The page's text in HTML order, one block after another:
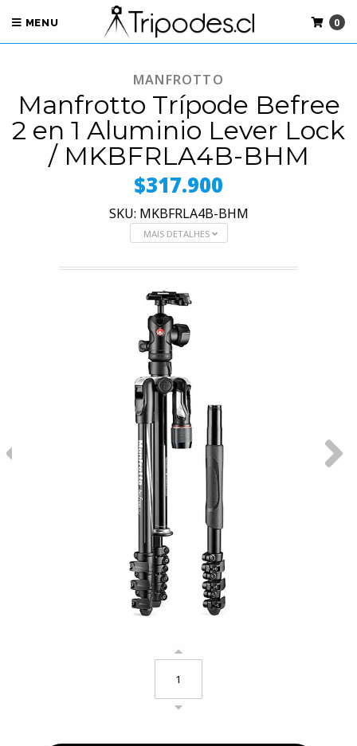
MENU 0
MANFROTTO
Manfrotto Trípode Befree
2 en 1 Aluminio Lever Lock
/ MKBFRLA4B-BHM
$317.900
SKU: MKBFRLA4B-BHM
MAIS DETALHES